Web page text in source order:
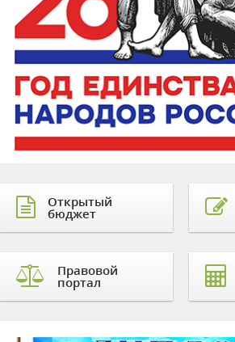
Открытый
бюджет
Правовой
портал